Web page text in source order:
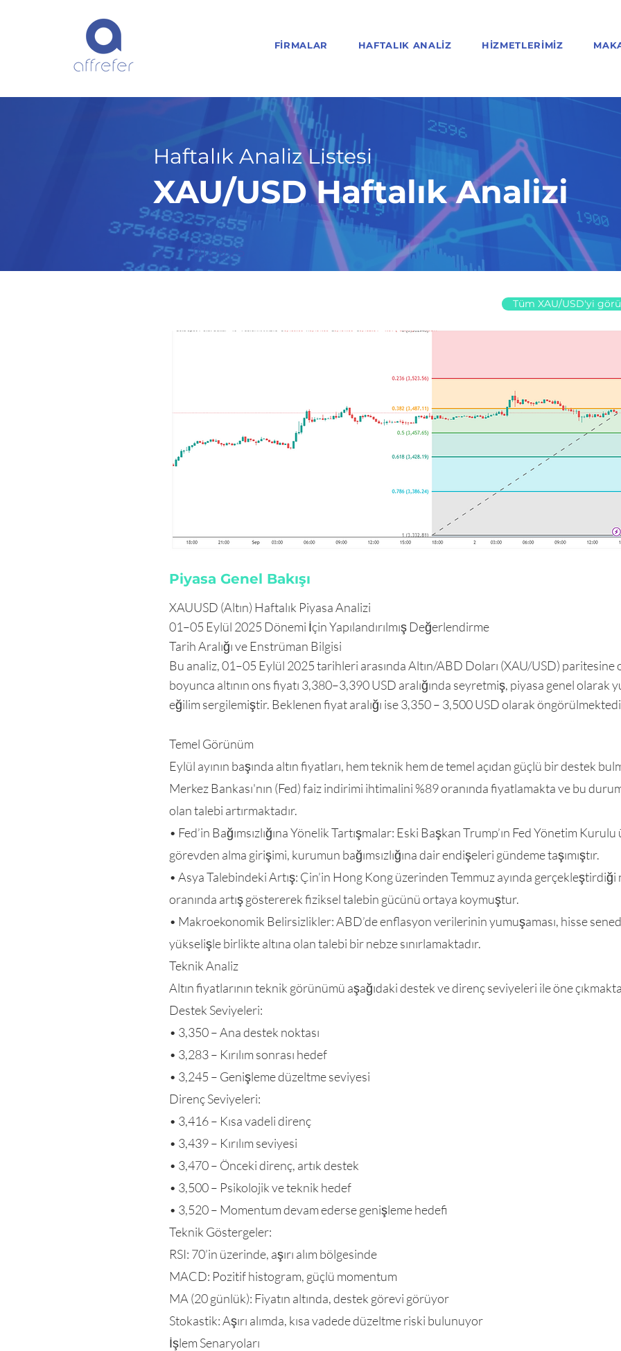
FIRMALAR HAFTALIK ANALIZ HIZMETLERIMIZ
Haftalık Analiz Listesi
XAU/USD Haftalık Analizi
01.09.25
Tüm XAU/USD'yi
Piyasa Genel Bakışı
XAUUSD (Altın) Haftalık Piyasa Analizi
01–05 Eylül 2025 Dönemi İçin Yapılandırılmış Değerlendirme
Tarih Aralığı ve Enstrüman Bilgisi
Bu analiz, 01–05 Eylül 2025 tarihleri arasında Altın/ABD Doları (XAU/USD) paritesine
boyunca altının ons fiyatı 3,380–3,390 USD aralığında seyretmiş, piyasa genel olarak
eğilim sergilemiştir. Beklenen fiyat aralığı ise 3,350 – 3,500 USD olarak
Temel Görünüm
Eylül ayının başında altın fiyatları, hem teknik hem de temel açıdan güçlü bir destek
Merkez Bankası'nın (Fed) faiz indirimi ihtimalini %89 oranında fiyatlamakta ve bu
olan talebi artırmaktadır.
• Fed’in Bağımsızlığına Yönelik Tartışmalar: Eski Başkan Trump’ın Fed Yönetim
görevden alma girişimi, kurumun bağımsızlığına dair endişeleri gündeme taşımıştır.
• Asya Talebindeki Artış: Çin’in Hong Kong üzerinden Temmuz ayında gerçekleştirdiği
oranında artış göstererek fiziksel talebin gücünü ortaya koymuştur.
• Makroekonomik Belirsizlikler: ABD’de enflasyon verilerinin yumuşaması, hisse
yükselişle birlikte altına olan talebi bir nebze sınırlamaktadır.
Teknik Analiz
Altın fiyatlarının teknik görünümü aşağıdaki destek ve direnç seviyeleri ile öne
Destek Seviyeleri:
• 3,350 – Ana destek noktası
• 3,283 – Kırılım sonrası hedef
• 3,245 – Genişleme düzeltme seviyesi
Direnç Seviyeleri:
• 3,416 – Kısa vadeli direnç
• 3,439 – Kırılım seviyesi
• 3,470 – Önceki direnç, artık destek
• 3,500 – Psikolojik ve teknik hedef
• 3,520 – Momentum devam ederse genişleme hedefi
Teknik Göstergeler:
RSI: 70’in üzerinde, aşırı alım bölgesinde
MACD: Pozitif histogram, güçlü momentum
MA (20 günlük): Fiyatın altında, destek görevi görüyor
Stokastik: Aşırı alımda, kısa vadede düzeltme riski bulunuyor
İşlem Senaryoları